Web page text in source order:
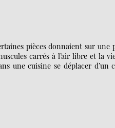
pièces donnaient sur une
carrés à l’air libre et la
une cuisine se déplacer